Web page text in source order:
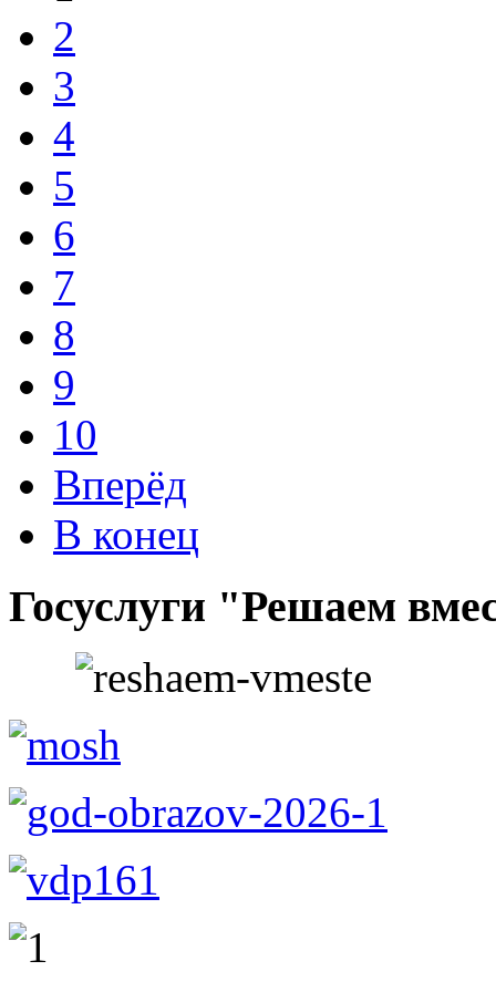
2
3
4
5
6
7
8
9
10
Вперёд
В конец
Госуслуги "Решаем